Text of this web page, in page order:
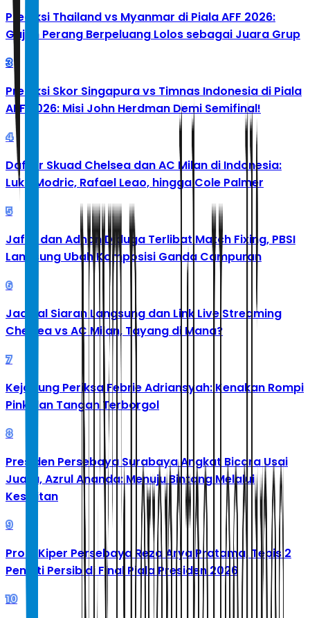
Prediksi Thailand vs Myanmar di Piala AFF 2026:
Gajah Perang Berpeluang Lolos sebagai Juara Grup
3
Prediksi Skor Singapura vs Timnas Indonesia di Piala
AFF 2026: Misi John Herdman Demi Semifinal!
4
Daftar Skuad Chelsea dan AC Milan di Indonesia:
Luka Modric, Rafael Leao, hingga Cole Palmer
5
Jafar dan Adnan Diduga Terlibat Match Fixing, PBSI
Langsung Ubah Komposisi Ganda Campuran
6
Jadwal Siaran Langsung dan Link Live Streaming
Chelsea vs AC Milan, Tayang di Mana?
7
Kejagung Periksa Febrie Adriansyah: Kenakan Rompi
Pink dan Tangan Terborgol
8
Presiden Persebaya Surabaya Angkat Bicara Usai
Juara, Azrul Ananda: Menuju Bintang Melalui
Kesulitan
9
Profil Kiper Persebaya Reza Arya Pratama, Tepis 2
Penalti Persib di Final Piala Presiden 2026
10